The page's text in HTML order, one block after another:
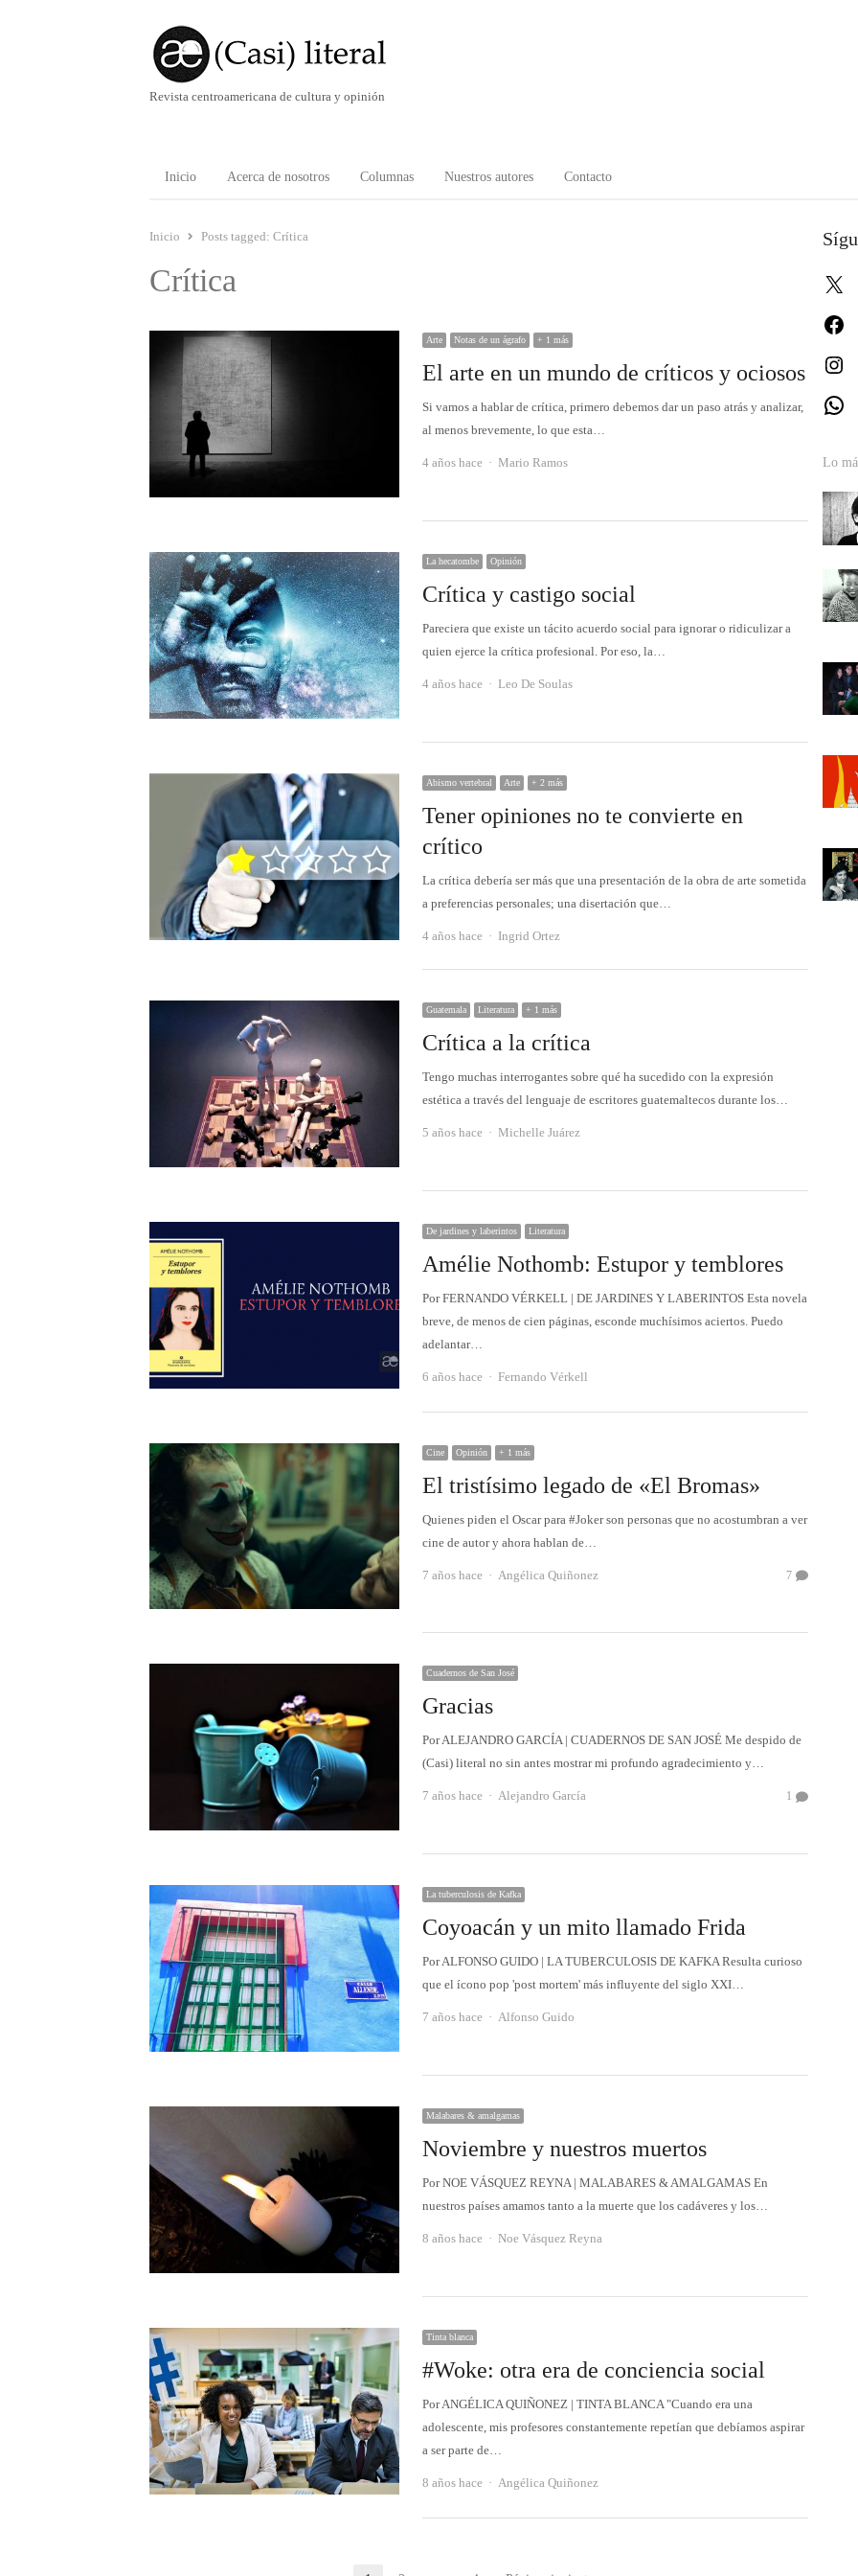
Revista centroamericana de cultura y opinión
Inicio Acerca de nosotros Columnas Nuestros autores Contacto
Inicio Posts tagged: Crítica
Crítica
Arte Notas de un ágrafo + 1 más
El arte en un mundo de críticos y ociosos
Si vamos a hablar de crítica, primero debemos dar un paso atrás y analizar,
al menos brevemente, lo que esta…
4 años hace Autor
Mario Ramos
La hecatombe Opinión
Crítica y castigo social
Pareciera que existe un tácito acuerdo social para ignorar o ridiculizar a
quien ejerce la crítica profesional. Por eso, la…
4 años hace Autor
Leo De Soulas
Abismo vertebral Arte + 2 más
Tener opiniones no te convierte en
crítico
La crítica debería ser más que una presentación de la obra de arte sometida
a preferencias personales; una disertación que…
4 años hace Autor
Ingrid Ortez
Guatemala Literatura + 1 más
Crítica a la crítica
Tengo muchas interrogantes sobre qué ha sucedido con la expresión
estética a través del lenguaje de escritores guatemaltecos durante los…
5 años hace Autor
Michelle Juárez
De jardines y laberintos Literatura
Amélie Nothomb: Estupor y temblores
Por FERNANDO VÉRKELL | DE JARDINES Y LABERINTOS Esta novela
breve, de menos de cien páginas, esconde muchísimos aciertos. Puedo
adelantar…
6 años hace Autor
Fernando Vérkell
Cine Opinión + 1 más
El tristísimo legado de «El Bromas»
Quienes piden el Oscar para #Joker son personas que no acostumbran a ver
cine de autor y ahora hablan de…
7 años hace Autor
Angélica Quiñonez 7
Cuadernos de San José
Gracias
Por ALEJANDRO GARCÍA | CUADERNOS DE SAN JOSÉ Me despido de
(Casi) literal no sin antes mostrar mi profundo agradecimiento y…
7 años hace Autor
Alejandro García 1
La tuberculosis de Kafka
Coyoacán y un mito llamado Frida
Por ALFONSO GUIDO | LA TUBERCULOSIS DE KAFKA Resulta curioso
que el ícono pop 'post mortem' más influyente del siglo XXI…
7 años hace Autor
Alfonso Guido
Malabares & amalgamas
Noviembre y nuestros muertos
Por NOE VÁSQUEZ REYNA | MALABARES & AMALGAMAS En
nuestros países amamos tanto a la muerte que los cadáveres y los…
8 años hace Autor
Noe Vásquez Reyna
Tinta blanca
#Woke: otra era de conciencia social
Por ANGÉLICA QUIÑONEZ | TINTA BLANCA "Cuando era una
adolescente, mis profesores constantemente repetían que debíamos aspirar
a ser parte de…
8 años hace Autor
Angélica Quiñonez
Lo